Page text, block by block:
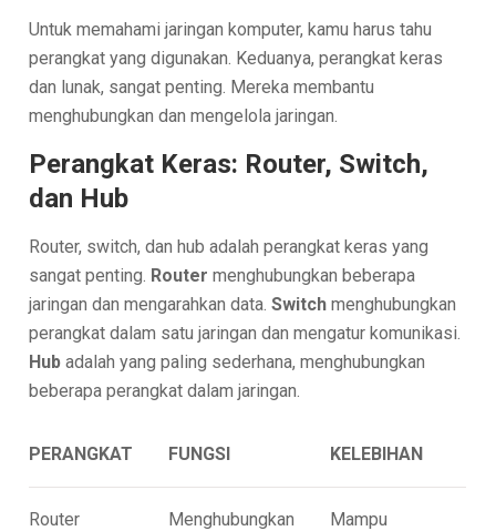
Untuk memahami jaringan komputer, kamu harus tahu
perangkat yang digunakan. Keduanya, perangkat keras
dan lunak, sangat penting. Mereka membantu
menghubungkan dan mengelola jaringan.
Perangkat Keras: Router, Switch,
dan Hub
Router, switch, dan hub adalah perangkat keras yang
sangat penting. Router menghubungkan beberapa
jaringan dan mengarahkan data.Switch menghubungkan
perangkat dalam satu jaringan dan mengatur komunikasi.
Hub adalah yang paling sederhana, menghubungkan
beberapa perangkat dalam jaringan.
PERANGKAT FUNGSI KELEBIHAN
Router
Menghubungkan
Mampu